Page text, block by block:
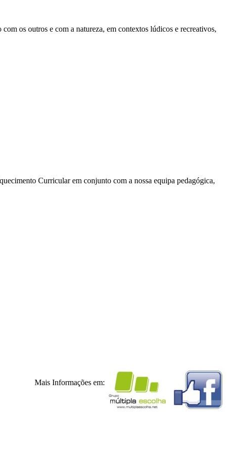
os outros e com a natureza, em contextos lúdicos e recreativos,
Curricular em conjunto com a nossa equipa pedagógica,
Mais Informações em: